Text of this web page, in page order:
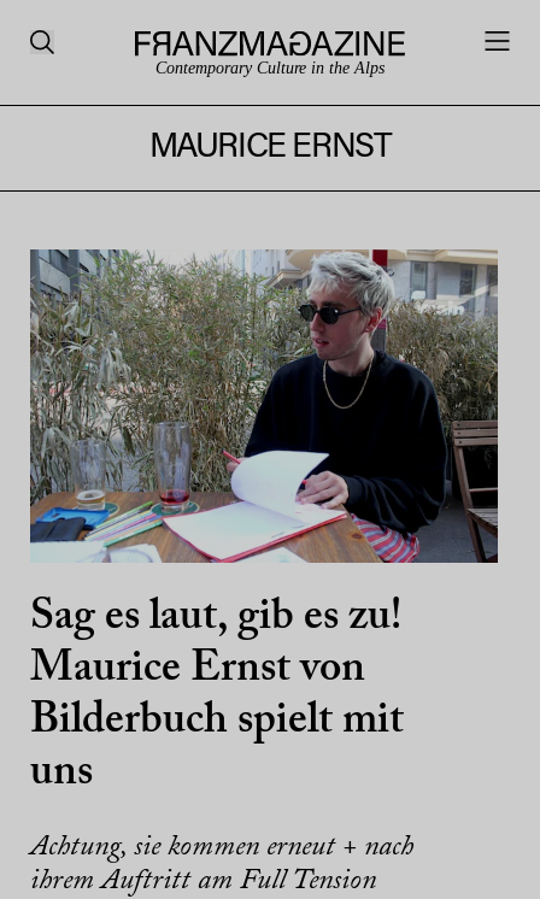
Contemporary Culture in the Alps
MAURICE ERNST
Sag es laut, gib es zu!
Maurice Ernst von
Bilderbuch spielt mit
uns
Achtung, sie kommen erneut + nach
ihrem Auftritt am Full Tension